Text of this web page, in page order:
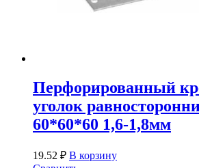
Перфорированный
уголок
60*60*60 1,6-1,8мм
19.52 ₽ В корзину